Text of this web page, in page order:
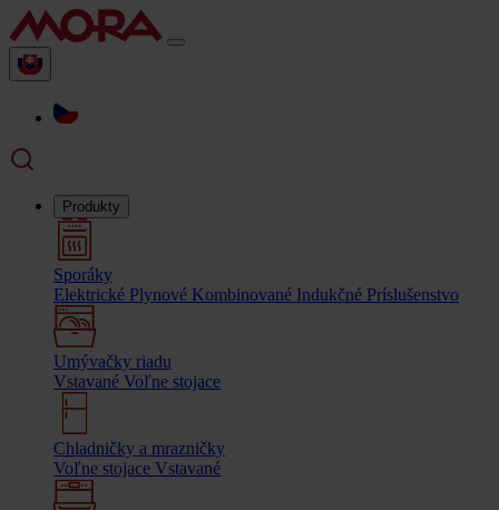
Produkty
Sporáky
Elektrické Plynové Kombinované Indukčné Príslušenstvo
Umývačky riadu
Vstavané Voľne stojace
Chladničky a mrazničky
Voľne stojace Vstavané